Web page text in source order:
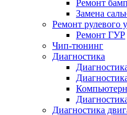
Ремонт
Замена
Ремонт рулевого
Ремонт ГУР
Чип-тюнинг
Диагностика
Диагностика